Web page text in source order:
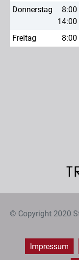
Donnerstag
Freitag
© Copyright 2020
Impressum